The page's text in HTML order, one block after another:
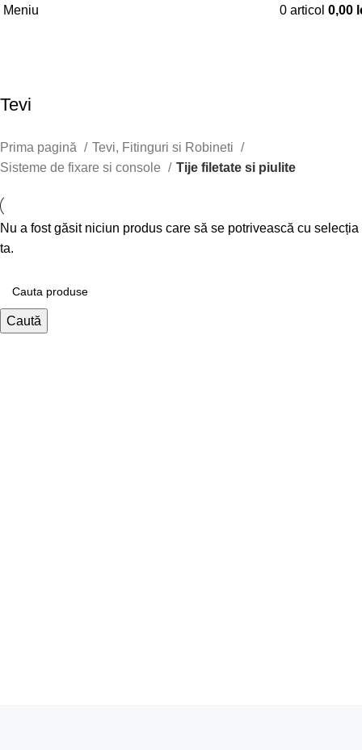
Meniu 0 articol 0,00
Tevi
Prima pagină
Tevi, Fitinguri si Robineti
Sisteme de fixare si console
Tije filetate si piulite
Nu a fost găsit niciun produs care să se potrivească cu selecția
ta.
Caută